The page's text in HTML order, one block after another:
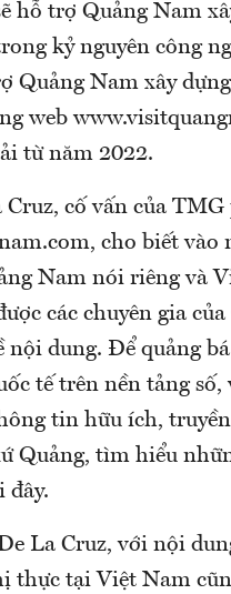
hỗ trợ Quảng Nam
kỷ nguyên công
Quảng Nam xây
web
từ năm 2022.
Cruz, cố vấn của
cho biết vào
Nam nói riêng và
các chuyên gia
nội dung. Để quảng
tế trên nền tảng
tin hữu ích,
Quảng, tìm hiểu
đây.
La Cruz, với nội
thực tại Việt Nam